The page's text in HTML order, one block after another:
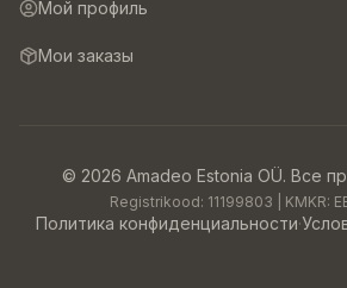
Мой профиль
Мои заказы
© 2026 Amadeo Estonia OÜ. Все
Registrikood: 11199803 | KMKR:
Политика конфиденциальности·